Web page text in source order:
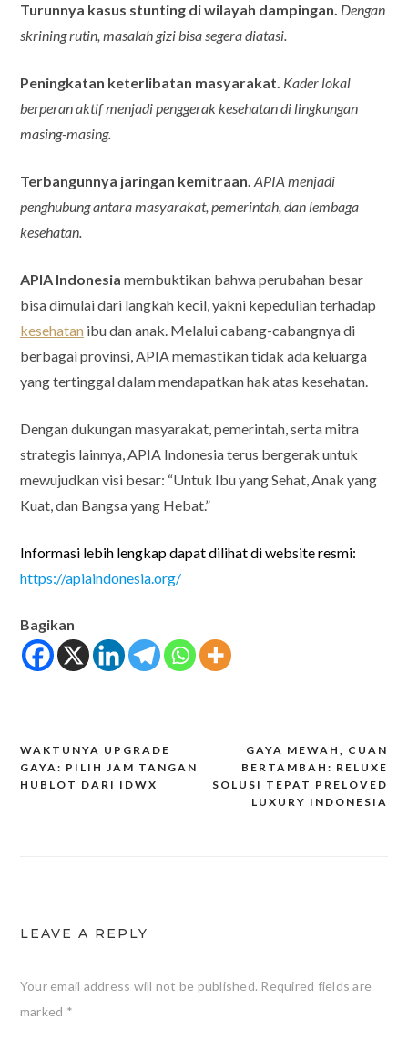
Turunnya kasus stunting di wilayah dampingan. Dengan
skrining rutin, masalah gizi bisa segera diatasi.
Peningkatan keterlibatan masyarakat. Kader lokal
berperan aktif menjadi penggerak kesehatan di lingkungan
masing-masing.
Terbangunnya jaringan kemitraan. APIA menjadi
penghubung antara masyarakat, pemerintah, dan lembaga
kesehatan.
APIA Indonesia membuktikan bahwa perubahan besar
bisa dimulai dari langkah kecil, yakni kepedulian terhadap
kesehatan ibu dan anak. Melalui cabang-cabangnya di
berbagai provinsi, APIA memastikan tidak ada keluarga
yang tertinggal dalam mendapatkan hak atas kesehatan.
Dengan dukungan masyarakat, pemerintah, serta mitra
strategis lainnya, APIA Indonesia terus bergerak untuk
mewujudkan visi besar: “Untuk Ibu yang Sehat, Anak yang
Kuat, dan Bangsa yang Hebat.”
Informasi lebih lengkap dapat dilihat di website resmi:
https://apiaindonesia.org/
Bagikan
Post
navigation
GAYA MEWAH, CUAN
BERTAMBAH: RELUXE
SOLUSI TEPAT PRELOVED
LUXURY INDONESIA
WAKTUNYA UPGRADE
GAYA: PILIH JAM TANGAN
HUBLOT DARI IDWX
LEAVE A REPLY
Your email address will not be published. Required fields are
marked *